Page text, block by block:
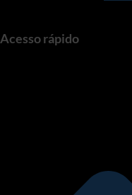
Acesso rápido